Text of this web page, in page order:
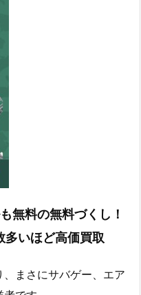
無料の無料づくし！
多いほど高価買取
まさにサバゲー、エア